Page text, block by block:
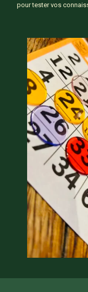
pour tester vos